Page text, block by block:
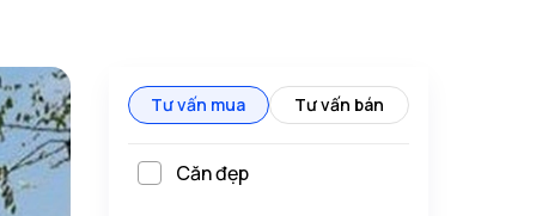
Tư vấn mua Tư vấn bán
Căn đẹp